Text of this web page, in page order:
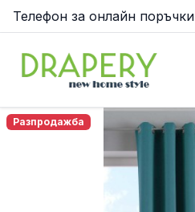
Телефон за онлайн поръчки
Разпродажба